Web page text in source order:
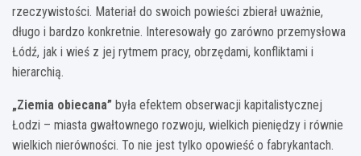
rzeczywistości. Materiał do swoich powieści zbierał uważnie,
długo i bardzo konkretnie. Interesowały go zarówno przemysłowa
Łódź, jak i wieś z jej rytmem pracy, obrzędami, konfliktami i
hierarchią.
„Ziemia obiecana” była efektem obserwacji kapitalistycznej
Łodzi – miasta gwałtownego rozwoju, wielkich pieniędzy i równie
wielkich nierówności. To nie jest tylko opowieść o fabrykantach.